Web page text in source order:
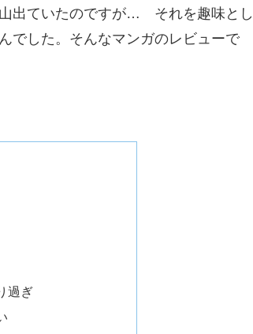
出ていたのですが… それを趣味とし
でした。そんなマンガのレビューで
過ぎ